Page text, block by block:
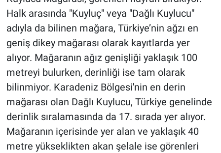
Halk arasında "Kuyluç" veya "Dağlı Kuylucu"
adıyla da bilinen mağara, Türkiye’nin ağzı en
geniş dikey mağarası olarak kayıtlarda yer
alıyor. Mağaranın ağız genişliği yaklaşık 100
metreyi bulurken, derinliği ise tam olarak
bilinmiyor. Karadeniz Bölgesi'nin en derin
mağarası olan Dağlı Kuylucu, Türkiye genelinde
derinlik sıralamasında da 17. sırada yer alıyor.
Mağaranın içerisinde yer alan ve yaklaşık 40
metre yükseklikten akan şelale ise görenleri